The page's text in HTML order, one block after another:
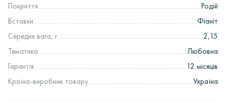
Покриття
Родій
Вставки
Фіаніт
Середня вага, г
2,15
Тематика
Любовна
Гарантія
12 місяців
Країна-виробник товару
Україна